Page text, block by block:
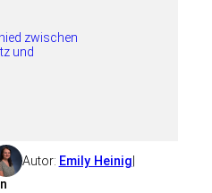
zwischen
und
Autor: Emily Heinig